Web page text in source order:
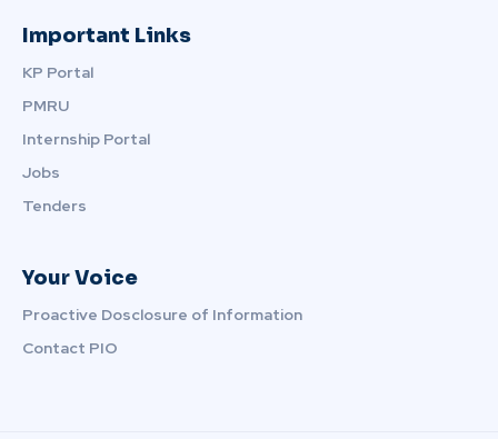
Important Links
KP Portal
PMRU
Internship Portal
Jobs
Tenders
Your Voice
Proactive Dosclosure of Information
Contact PIO